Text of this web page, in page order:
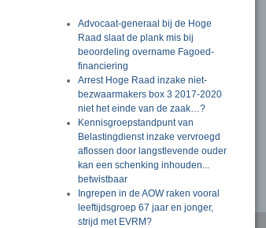
Advocaat-generaal bij de Hoge
Raad slaat de plank mis bij
beoordeling overname Fagoed-
financiering
Arrest Hoge Raad inzake niet-
bezwaarmakers box 3 2017-2020
niet het einde van de zaak…?
Kennisgroepstandpunt van
Belastingdienst inzake vervroegd
aflossen door langstlevende ouder
kan een schenking inhouden...
betwistbaar
Ingrepen in de AOW raken vooral
leeftijdsgroep 67 jaar en jonger,
strijd met EVRM?